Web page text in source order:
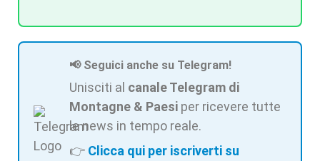
📢 Seguici anche su Telegram!
Unisciti al canale Telegram di
Montagne & Paesi per ricevere tutte
le news in tempo reale.
👉 Clicca qui per iscriverti su